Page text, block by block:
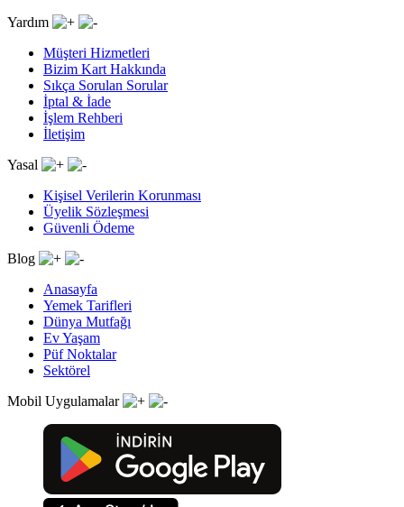
Yardım
Müşteri Hizmetleri
Bizim Kart Hakkında
Sıkça Sorulan Sorular
İptal & İade
İşlem Rehberi
İletişim
Yasal
Kişisel Verilerin Korunması
Üyelik Sözleşmesi
Güvenli Ödeme
Blog
Anasayfa
Yemek Tarifleri
Dünya Mutfağı
Ev Yaşam
Püf Noktalar
Sektörel
Mobil Uygulamalar